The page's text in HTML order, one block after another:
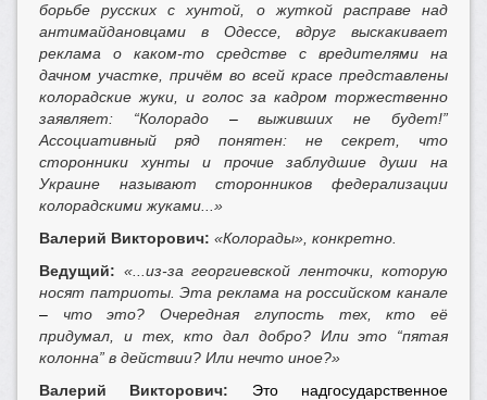
борьбе русских с хунтой, о жуткой расправе над
антимайдановцами в Одессе, вдруг выскакивает
реклама о каком-то средстве с вредителями на
дачном участке, причём во всей красе представлены
колорадские жуки, и голос за кадром торжественно
заявляет: “Колорадо –выживших не будет!”
Ассоциативный ряд понятен: не секрет, что
сторонники хунты и прочие заблудшие души на
Украине называют сторонников федерализации
колорадскими жуками...»
Валерий Викторович: «Колорады», конкретно.
Ведущий: «...из-за георгиевской ленточки, которую
носят патриоты. Эта реклама на российском канале
– что это? Очередная глупость тех, кто её
придумал, и тех, кто дал добро? Или это “пятая
колонна” в действии? Или нечто иное?»
Валерий Викторович: Это надгосударственное